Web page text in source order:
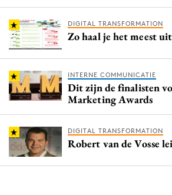
DIGITAL TRANSFORMATION
Zo haal je het meest
INTERNE COMMUNICATIE
Dit zijn de finalisten
Marketing Awards
DIGITAL TRANSFORMATION
Robert van de Vosse